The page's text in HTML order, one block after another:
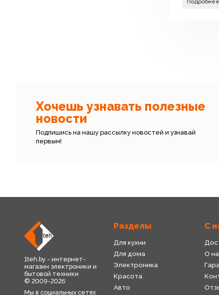
Подробнее
Хочешь узнавать полезные
новости
Подпишись на нашу рассылку новостей и узнавай
первым!
1teh.by - интернет-
магазин электроники и
бытовой техники
© 2009-2026
Мы в социальных сетях
Разделы
Для кухни
Для дома
Электроника
Красота
Авто
С
О